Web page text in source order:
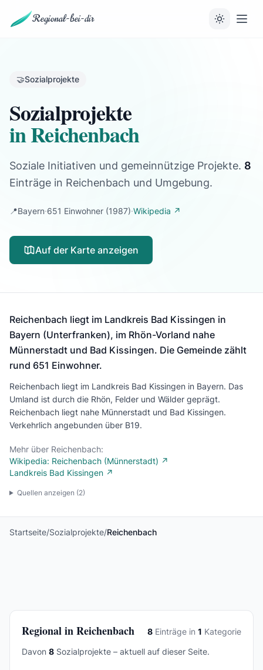
Regional-bei-dir
🤝Sozialprojekte
Sozialprojekte
in Reichenbach
Soziale Initiativen und gemeinnützige Projekte. 8
Einträge in Reichenbach und Umgebung.
📍Bayern·651 Einwohner (1987)·Wikipedia ↗
Auf der Karte anzeigen
Reichenbach liegt im Landkreis Bad Kissingen in
Bayern (Unterfranken), im Rhön-Vorland nahe
Münnerstadt und Bad Kissingen. Die Gemeinde zählt
rund 651 Einwohner.
Reichenbach liegt im Landkreis Bad Kissingen in Bayern. Das
Umland ist durch die Rhön, Felder und Wälder geprägt.
Reichenbach liegt nahe Münnerstadt und Bad Kissingen.
Verkehrlich angebunden über B19.
Mehr über Reichenbach:
Wikipedia: Reichenbach (Münnerstadt) ↗
Landkreis Bad Kissingen ↗
Quellen anzeigen (2)
Startseite/Sozialprojekte/Reichenbach
Regional in Reichenbach 8 Einträge in 1 Kategorie
Davon 8 Sozialprojekte – aktuell auf dieser Seite.